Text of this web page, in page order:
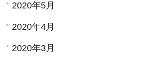
2020年5月
2020年4月
2020年3月